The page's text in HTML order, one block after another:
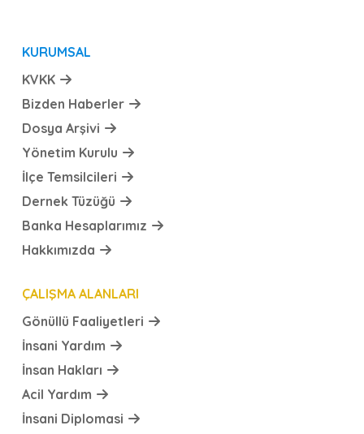
KURUMSAL
KVKK
Bizden Haberler
Dosya Arşivi
Yönetim Kurulu
İlçe Temsilcileri
Dernek Tüzüğü
Banka Hesaplarımız
Hakkımızda
ÇALIŞMA ALANLARI
Gönüllü Faaliyetleri
İnsani Yardım
İnsan Hakları
Acil Yardım
İnsani Diplomasi